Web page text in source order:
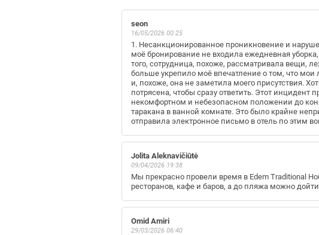
seon
16/05/2026 00:25
1. Несанкционированное проникновение и
моё бронирование не входила ежедневная
того, сотрудница, похоже, рассматривала вещи,
больше укрепило моё впечатление о том, что
и, похоже, она не заметила моего присутствия.
потрясена, чтобы сразу ответить. Этот
некомфортном и небезопасном положении до
таракана в ванной комнате. Это было крайне
отправила электронное письмо в отель по этим
Jolita Aleknavičiūtė
09/04/2026 19:38
Мы прекрасно провели время в Edem Traditional
ресторанов, кафе и баров, а до пляжа можно
Omid Amiri
29/03/2026 06:40